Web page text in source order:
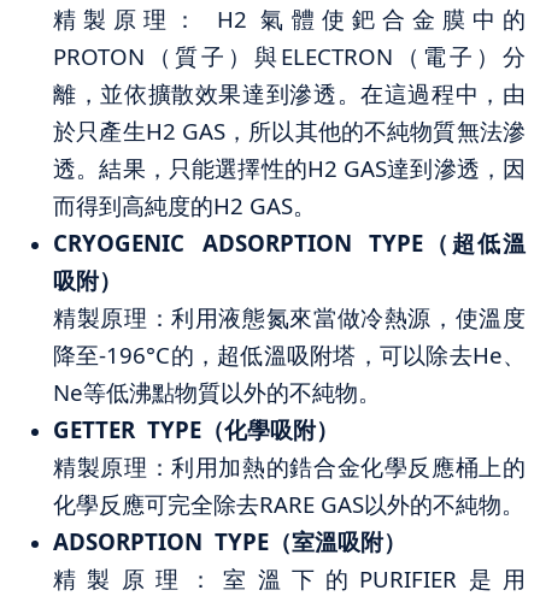
精製原理： H2 氣體使鈀合金膜中的
PROTON（質子）與ELECTRON（電子）分
離，並依擴散效果達到滲透。在這過程中，由
於只產生H2 GAS，所以其他的不純物質無法滲
透。結果，只能選擇性的H2 GAS達到滲透，因
而得到高純度的H2 GAS。
CRYOGENIC ADSORPTION TYPE（超低溫
吸附）
精製原理：利用液態氮來當做冷熱源，使溫度
降至-196°C的，超低溫吸附塔，可以除去He、
Ne等低沸點物質以外的不純物。
GETTER TYPE（化學吸附）
精製原理：利用加熱的鋯合金化學反應桶上的
化學反應可完全除去RARE GAS以外的不純物。
ADSORPTION TYPE（室溫吸附）
精製原理：室溫下的PURIFIER是用